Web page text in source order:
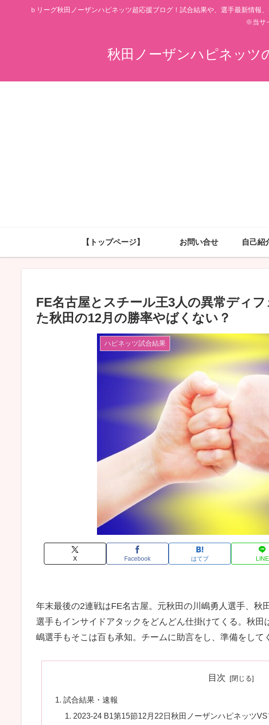
ｂリーグ秋田ノーザンハピネッツ超応援ブログ！試合結果や、選手最新情報
※当サ
秋田ノーザンハピネッツ
【トップページ】 お問い合せ
FE名古屋とスチール王3人の異常ディ
た秋田の12月の勝率やばくない？
ハピネッツ試合結果
X Facebook はてブ LINE
年末最後の2連戦はFE名古屋。元秋田の川嶋勇人選手、秋
選手もインサイドアタックをどんどん仕掛けてくる。秋田
嶋選手もそこは百も承知。チームに助言をし、準備をして
目次
試合結果・速報
2023-24 B1第15節12月22日秋田ノーザンハピネッツ